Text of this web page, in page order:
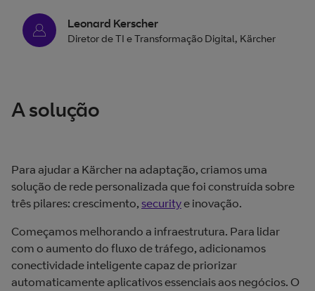
Leonard Kerscher
Diretor de TI e Transformação Digital, Kärcher
A solução
Para ajudar a Kärcher na adaptação, criamos uma
solução de rede personalizada que foi construída sobre
três pilares: crescimento, securitye inovação.
Começamos melhorando a infraestrutura. Para lidar
com o aumento do fluxo de tráfego, adicionamos
conectividade inteligente capaz de priorizar
automaticamente aplicativos essenciais aos negócios. O